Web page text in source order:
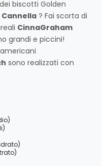
biscotti Golden
Cannella ? Fai scorta di
CinnaGraham
grandi e piccini!
sono realizzati con